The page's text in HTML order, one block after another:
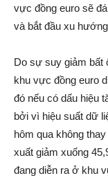
vực đồng euro sẽ
và bắt đầu xu
Do sự suy giảm bất
khu vực đồng euro
đó nếu có dấu hiệu
bởi vì hiệu suất dữ
hôm qua không
xuất giảm xuống
đang diễn ra ở khu